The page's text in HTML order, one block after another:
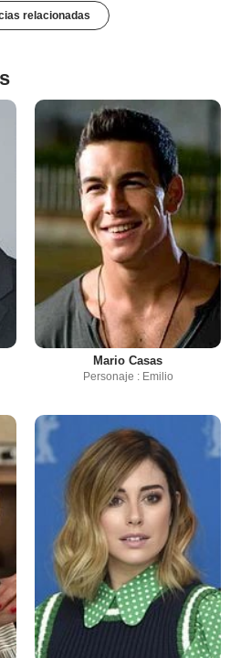
relacionadas
Mario Casas
Personaje : Emilio